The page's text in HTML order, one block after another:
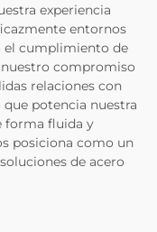
experiencia
entornos
el cumplimiento de
compromiso
relaciones con
que potencia nuestra
forma fluida y
posiciona como un
de acero